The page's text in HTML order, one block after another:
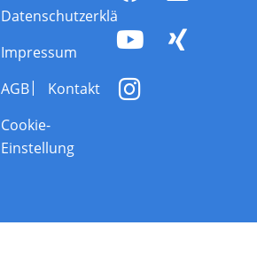
Datenschutzerklärung
Impressum
AGB
Kontakt
Cookie-
Einstellung